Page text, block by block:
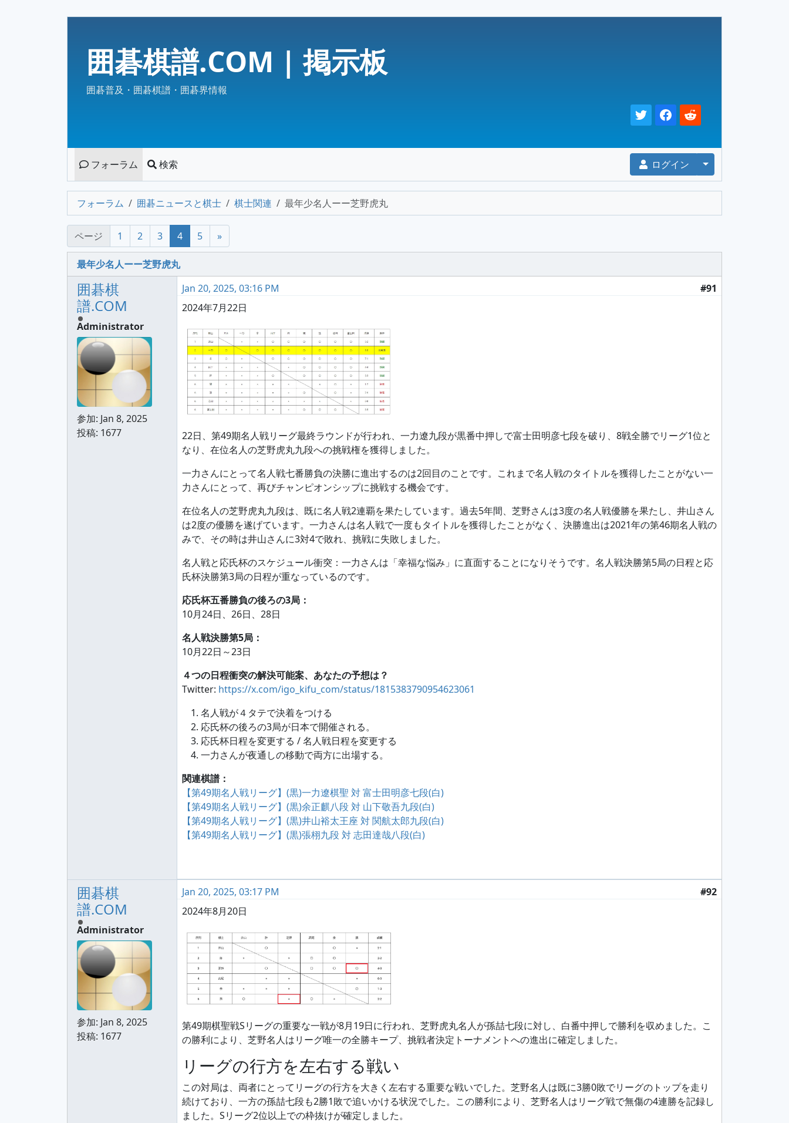
囲碁棋譜.COM | 掲示板
囲碁普及・囲碁棋譜・囲碁界情報
フォーラム 検索 ログイン Toggle Dropdown
フォーラム 囲碁ニュースと棋士 棋士関連 最年少名人ーー芝野虎丸
ページ 1 2 3 4 5 »
最年少名人ーー芝野虎丸
囲碁棋
譜.COM
Administrator
参加: Jan 8, 2025
投稿: 1677
Jan 20, 2025, 03:16 PM
#91
2024年7月22日
22日、第49期名人戦リーグ最終ラウンドが行われ、一力遼九段が黒番中押しで富士田明彦七段を破り、8戦全勝でリーグ1位と
なり、在位名人の芝野虎丸九段への挑戦権を獲得しました。
一力さんにとって名人戦七番勝負の決勝に進出するのは2回目のことです。これまで名人戦のタイトルを獲得したことがない一
力さんにとって、再びチャンピオンシップに挑戦する機会です。
在位名人の芝野虎丸九段は、既に名人戦2連覇を果たしています。過去5年間、芝野さんは3度の名人戦優勝を果たし、井山さん
は2度の優勝を遂げています。一力さんは名人戦で一度もタイトルを獲得したことがなく、決勝進出は2021年の第46期名人戦の
みで、その時は井山さんに3対4で敗れ、挑戦に失敗しました。
名人戦と応氏杯のスケジュール衝突：一力さんは「幸福な悩み」に直面することになりそうです。名人戦決勝第5局の日程と応
氏杯決勝第3局の日程が重なっているのです。
応氏杯五番勝負の後ろの3局：
10月24日、26日、28日
名人戦決勝第5局：
10月22日～23日
４つの日程衝突の解決可能案、あなたの予想は？
Twitter: https://x.com/igo_kifu_com/status/1815383790954623061
名人戦が４タテで決着をつける
応氏杯の後ろの3局が日本で開催される。
応氏杯日程を変更する / 名人戦日程を変更する
一力さんが夜通しの移動で両方に出場する。
関連棋譜：
【第49期名人戦リーグ】(黒)一力遼棋聖 対 富士田明彦七段(白)
【第49期名人戦リーグ】(黒)余正麒八段 対 山下敬吾九段(白)
【第49期名人戦リーグ】(黒)井山裕太王座 対 関航太郎九段(白)
【第49期名人戦リーグ】(黒)張栩九段 対 志田達哉八段(白)
囲碁棋
譜.COM
Administrator
参加: Jan 8, 2025
投稿: 1677
Jan 20, 2025, 03:17 PM
#92
2024年8月20日
第49期棋聖戦Sリーグの重要な一戦が8月19日に行われ、芝野虎丸名人が孫喆七段に対し、白番中押しで勝利を収めました。こ
の勝利により、芝野名人はリーグ唯一の全勝キープ、挑戦者決定トーナメントへの進出に確定しました。
リーグの行方を左右する戦い
この対局は、両者にとってリーグの行方を大きく左右する重要な戦いでした。芝野名人は既に3勝0敗でリーグのトップを走り
続けており、一方の孫喆七段も2勝1敗で追いかける状況でした。この勝利により、芝野名人はリーグ戦で無傷の4連勝を記録し
ました。Sリーグ2位以上での枠抜けが確定しました。